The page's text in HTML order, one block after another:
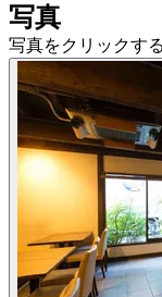
写真
写真をクリックす